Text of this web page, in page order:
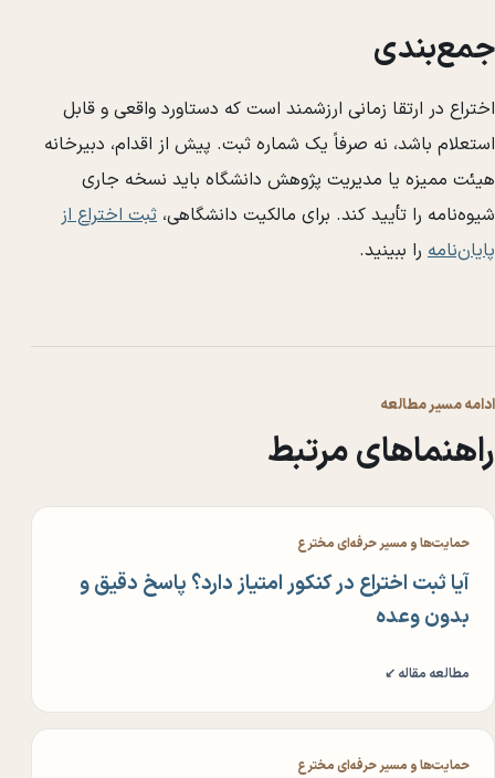
جمع‌بندی
اختراع در ارتقا زمانی ارزشمند است که دستاورد واقعی و قابل
استعلام باشد، نه صرفاً یک شماره ثبت. پیش از اقدام، دبیرخانه
هیئت ممیزه یا مدیریت پژوهش دانشگاه باید نسخه جاری
شیوه‌نامه را تأیید کند. برای مالکیت دانشگاهی، ثبت اختراع از
پایان‌نامه را ببینید.
ادامه مسیر مطالعه
راهنماهای مرتبط
حمایت‌ها و مسیر حرفه‌ای مخترع
آیا ثبت اختراع در کنکور امتیاز دارد؟ پاسخ دقیق و
بدون وعده
مطالعه مقاله ↙
حمایت‌ها و مسیر حرفه‌ای مخترع